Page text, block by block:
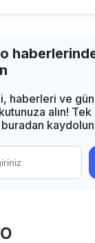
haberleri ve
alın!